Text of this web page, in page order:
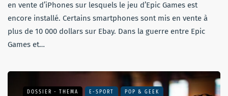
en vente d’iPhones sur lesquels le jeu d’Epic Games est
encore installé. Certains smartphones sont mis en vente à
plus de 10 000 dollars sur Ebay. Dans la guerre entre Epic
Games et…
DOSSIER - THEMA E-SPORT POP & GEEK